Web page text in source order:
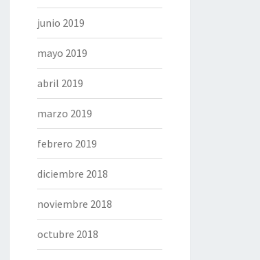
junio 2019
mayo 2019
abril 2019
marzo 2019
febrero 2019
diciembre 2018
noviembre 2018
octubre 2018